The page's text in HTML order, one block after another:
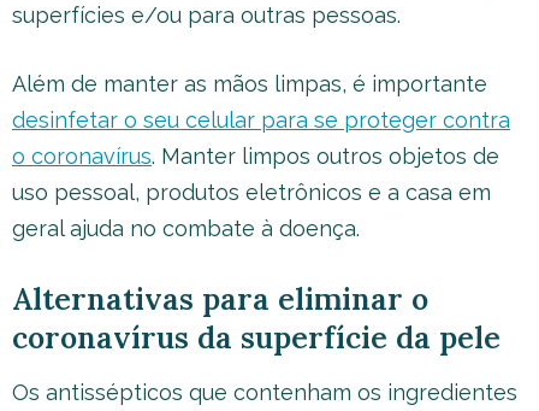
superfícies e/ou para outras pessoas.
Além de manter as mãos limpas, é importante
desinfetar o seu celular para se proteger contra
o coronavírus. Manter limpos outros objetos de
uso pessoal, produtos eletrônicos e a casa em
geral ajuda no combate à doença.
Alternativas para eliminar o
coronavírus da superfície da pele
Os antissépticos que contenham os ingredientes